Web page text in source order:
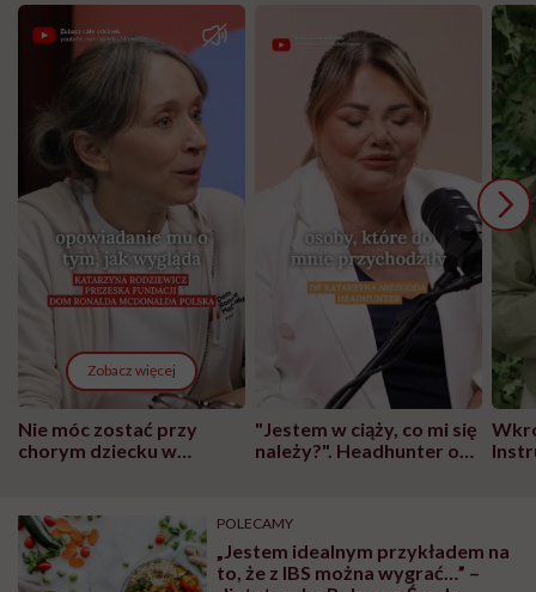
Zobacz więcej
Nie móc zostać przy
chorym dziecku w
może chyba tylko
głupota i brak
wyobraźni"
"Jestem w ciąży, co mi się
należy?". Headhunter o
pracy
POLECAMY
„Jestem idealnym przykładem na
to, że z IBS można wygrać…” –